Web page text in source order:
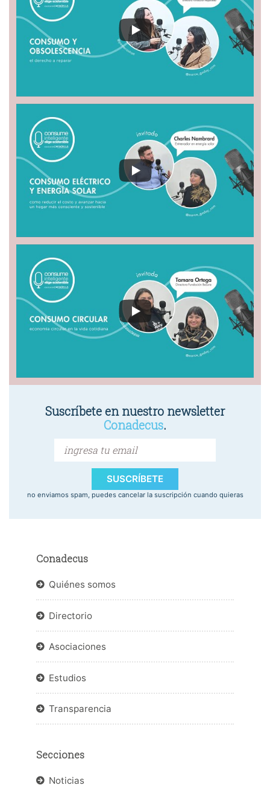
Suscríbete en nuestro newsletter
Conadecus.
SUSCRÍBETE
no enviamos spam, puedes cancelar la suscripción cuando quieras
Conadecus
Quiénes somos
Directorio
Asociaciones
Estudios
Transparencia
Secciones
Noticias